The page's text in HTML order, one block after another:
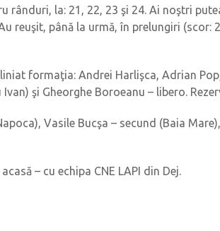
rânduri, la: 21, 22, 23 şi 24. Ai noştri
reuşit, până la urmă, în prelungiri (scor:
formaţia: Andrei Harlişca, Adrian
şi Gheorghe Boroeanu – libero.
Vasile Bucşa – secund (Baia
– cu echipa CNE LAPI din Dej.